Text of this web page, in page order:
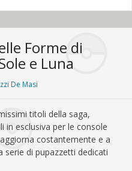
Forme di
e Luna
De Masi
titoli della saga,
in esclusiva per le console
costantemente e a
serie di pupazzetti dedicati